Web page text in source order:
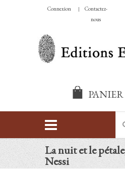
Connexion
Contactez-
nous
PANIER
La nuit et le
Nessi